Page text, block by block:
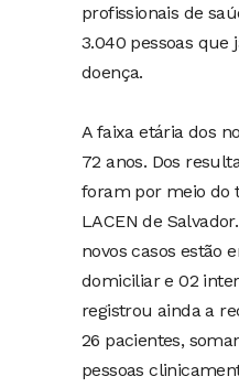
profissionais de
3.040 pessoas que
doença.
A faixa etária dos
72 anos. Dos
foram por meio do
LACEN de
novos casos estão
domiciliar e 02
registrou ainda a
26 pacientes,
pessoas